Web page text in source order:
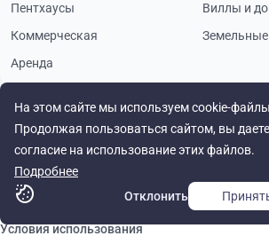
На этом сайте мы используем cookie-
Продолжая пользоваться сайтом, вы даете
согласие на использование этих файлов.
Подробнее
Отклонить
Будьте в курсе
Пентхаусы
Виллы и
Коммерческая
Земельные
Аренда
© Cyprus Realestate 2026. Все
Политика
Условия использования